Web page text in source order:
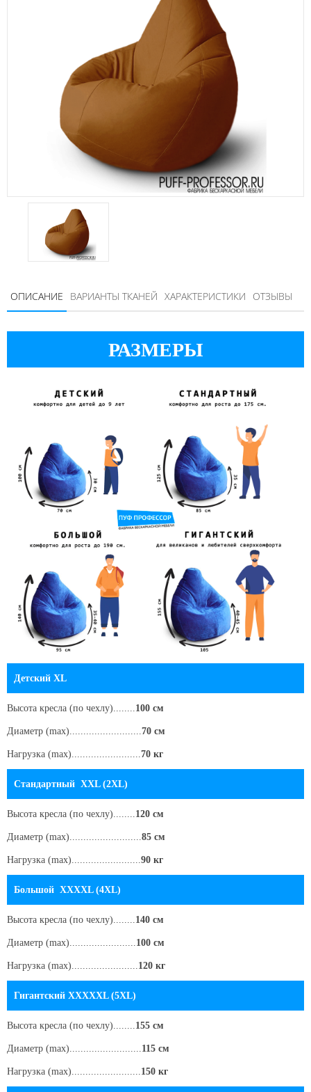
ОПИСАНИЕ ВАРИАНТЫ ТКАНЕЙ ХАРАКТЕРИСТИКИ ОТЗЫВЫ
РАЗМЕРЫ
Детский XL
Высота кресла (по чехлу) 100 см
Диаметр (max).......................... 70 см
Нагрузка (max)......................... 70 кг
Стандартный XXL (2XL)
Высота кресла (по чехлу) 120 см
Диаметр (max).......................... 85 см
Нагрузка (max)......................... 90 кг
Большой XXXXL (4XL)
Высота кресла (по чехлу) 140 см
Диаметр (max)........................ 100 см
Нагрузка (max)........................ 120 кг
Гигантский XXXXXL (5XL)
Высота кресла (по чехлу) 155 см
Диаметр (max).......................... 115 см
Нагрузка (max)......................... 150 кг